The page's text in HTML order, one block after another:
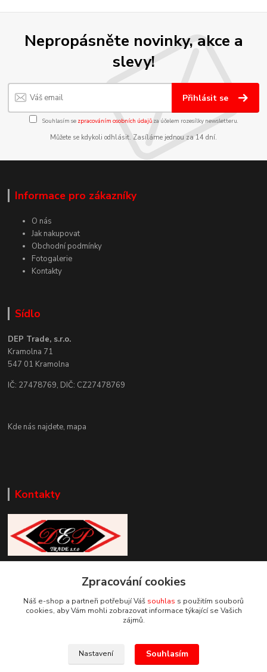
Nepropásněte novinky, akce a
slevy!
Přihlásit se
Souhlasím se zpracováním osobních údajůza účelem rozesílky newsletteru.
Můžete se kdykoli odhlásit. Zasíláme jednou za 14 dní.
Informace pro zákazníky
O nás
Jak nakupovat
Obchodní podmínky
Fotogalerie
Kontakty
Sídlo
DEP Trade, s.r.o.
Kramolna 71
547 01 Kramolna
IČ: 27478769, DIČ: CZ27478769
Kde nás najdete, mapa
Kontakty
+420 777 085 857
info@deptrade.cz
Zpracování cookies
Náš e-shop a partneři potřebují Váš souhlas s použitím souborů
cookies, aby Vám mohli zobrazovat informace týkající se Vašich
zájmů.
Nastavení Souhlasím